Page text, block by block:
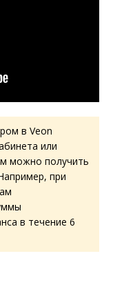
в Veon
или
можно получить
при
в течение 6